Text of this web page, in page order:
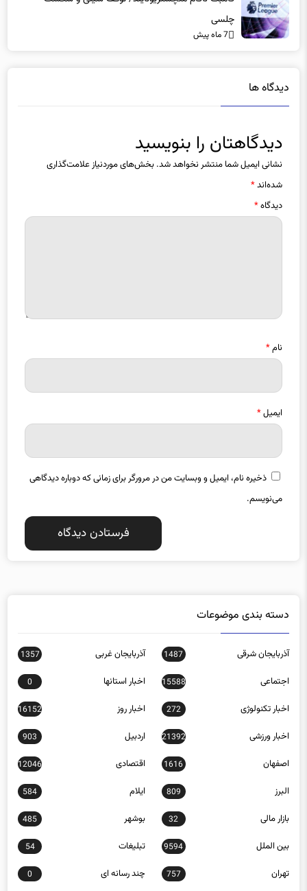
7 ماه پیش
نشانی ایمیل شما منتشر نخواهد شد.بخش‌های موردنیاز علامت‌گذاری
شده‌اند*
دیدگاه*
ایمیل*
ذخیره نام، ایمیل و وبسایت من در مرورگر برای زمانی که دوباره دیدگاهی
می‌نویسم.
آذربایجان شرقی
اجتماعی 15588 اخبار استانها 0
اخبار تکنولوژی 272 اخبار روز 16152
اخبار ورزشی 21392 اردبیل 903
اصفهان 1616 اقتصادی 12046
البرز 809 ایلام 584
بازار مالی 32 بوشهر 485
بین الملل 9594 تبلیغات 54
تهران 757 چند رسانه ای 0
چهارمحال و بختیاری 1455 خراسان رضوی 1161